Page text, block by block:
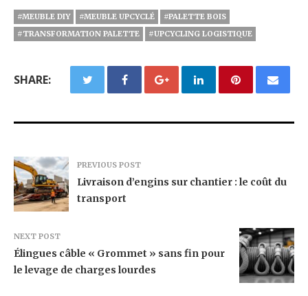
#MEUBLE DIY #MEUBLE UPCYCLÉ
#PALETTE BOIS
#TRANSFORMATION PALETTE
#UPCYCLING LOGISTIQUE
SHARE:
PREVIOUS POST
Livraison d’engins sur chantier : le coût du
transport
NEXT POST
Élingues câble « Grommet » sans fin pour
le levage de charges lourdes